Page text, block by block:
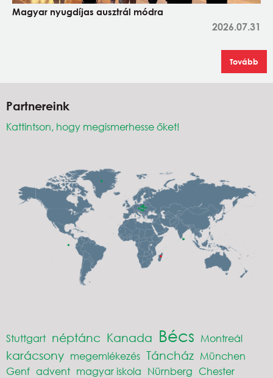
Magyar nyugdíjas ausztrál módra
2026.07.31
Tovább
Partnereink
Kattintson, hogy megismerhesse őket!
Stuttgart néptánc Kanada Bécs Montreál
karácsony megemlékezés Táncház München
Genf advent magyar iskola Nürnberg Chester